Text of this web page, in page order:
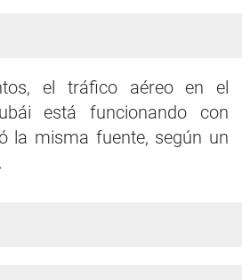
el tráfico aéreo en el
está funcionando con
la misma fuente, según un